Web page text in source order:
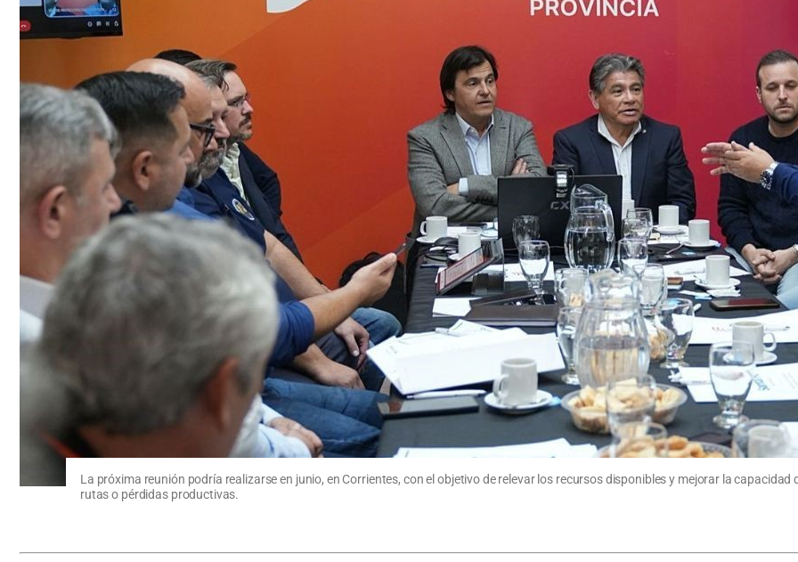
La próxima reunión podría realizarse en junio, en Corrientes, con el objetivo de relevar los recursos disponibles y mejorar la
rutas o pérdidas productivas.